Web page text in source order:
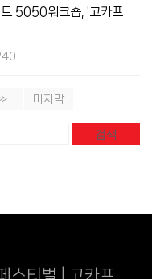
드 5050워크숍, '고카프
마지막
검색
스티벌 | 고카프